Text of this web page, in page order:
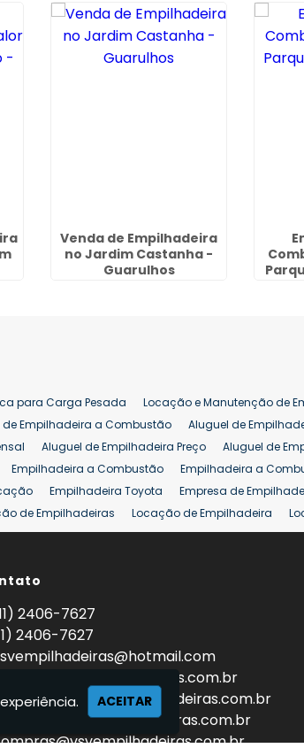
Venda de Empilhadeira
no Jardim Castanha -
Guarulhos
para Carga Pesada Locação e Manutenção de
de Empilhadeira a Combustão Aluguel de
Aluguel de Empilhadeira Preço Aluguel de
Empilhadeira a Combustão Empilhadeira a
Empilhadeira Toyota Empresa de
de Empilhadeiras Locação de Empilhadeira
Locação Empilhadeira para Mercados
Elétrica
Empilhadeira a Combustão 25 ton Preço de
2406-7627
2406-7627
locacao@vsvempilhadeiras.com.br
financeiro@vsvempilhadeiras.com.br
ACEITAR